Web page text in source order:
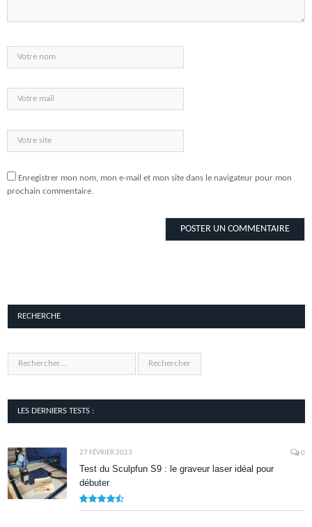
Enregistrer mon nom, mon e-mail et mon site dans le navigateur pour mon
prochain commentaire.
RECHERCHE
LES DERNIERS TESTS :
27 FÉVRIER 2023 0
Test du Sculpfun S9 : le graveur laser idéal pour
débuter